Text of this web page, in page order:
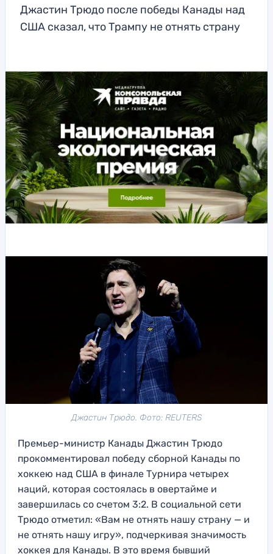
Джастин Трюдо после победы Канады над
США сказал, что Трампу не отнять страну
Джастин Трюдо. Фото: REUTERS
Премьер-министр Канады Джастин Трюдо
прокомментировал победу сборной Канады по
хоккею над США в финале Турнира четырех
наций, которая состоялась в овертайме и
завершилась со счетом 3:2. В социальной сети
Трюдо отметил: «Вам не отнять нашу страну — и
не отнять нашу игру», подчеркивая значимость
хоккея для Канады. В это время бывший